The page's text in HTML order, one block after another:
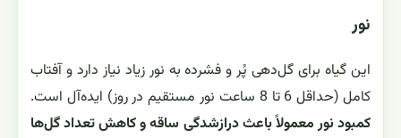
نور
این گیاه برای گل‌دهی پُر و فشرده به نور زیاد نیاز دارد و آفتاب
کامل (حداقل 6 تا 8 ساعت نور مستقیم در روز) ایده‌آل است.
کمبود نور معمولاً باعث درازشدگی ساقه و کاهش تعداد گل‌ها